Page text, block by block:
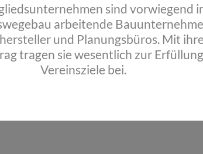
sind vorwiegend
arbeitende
und Planungsbüros. Mit
tragen sie wesentlich zur
Vereinsziele bei.